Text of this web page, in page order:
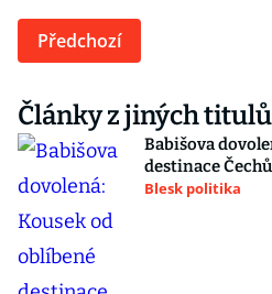
Předchozí
Články z jiných titulů
Babišova
destinace
Blesk politika